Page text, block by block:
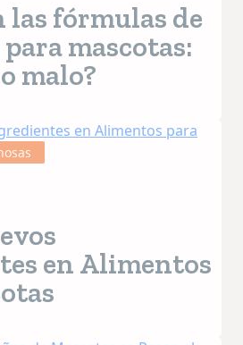
las fórmulas de
mascotas:
malo?
en Alimentos